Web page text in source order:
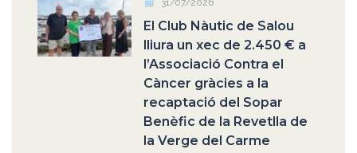
El Club Nàutic de Salou
lliura un xec de 2.450 € a
l’Associació Contra el
Càncer gràcies a la
recaptació del Sopar
Benèfic de la Revetlla de
la Verge del Carme